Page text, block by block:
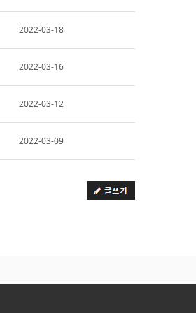
2022-03-18
2022-03-16
2022-03-12
2022-03-09